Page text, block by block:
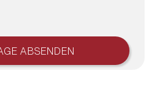
ABSENDEN